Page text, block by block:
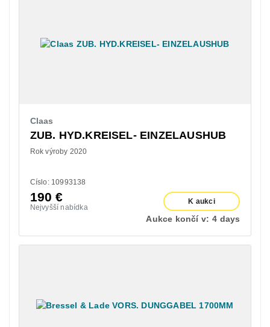
Claas
ZUB. HYD.KREISEL- EINZELAUSHUB
Rok výroby 2020
Císlo: 10993138
190€
Nejvyšší nabídka
K aukci
Aukce končí v: 4 days